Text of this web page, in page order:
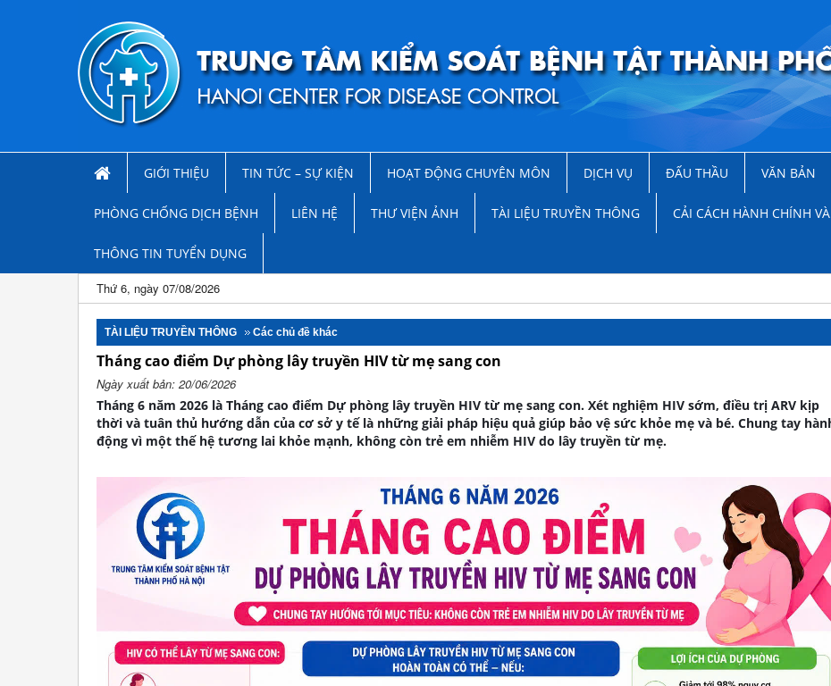
GIỚI THIỆU TIN TỨC – SỰ KIỆN HOẠT ĐỘNG CHUYÊN MÔN DỊCH VỤ ĐẤU THẦU VĂN BẢN
PHÒNG CHỐNG DỊCH BỆNH LIÊN HỆ THƯ VIỆN ẢNH TÀI LIỆU TRUYỀN THÔNG CẢI CÁCH HÀNH CHÍNH
THÔNG TIN TUYỂN DỤNG
Thứ 6, ngày 07/08/2026
TÀI LIỆU TRUYỀN THÔNG Các chủ đề khác
Tháng cao điểm Dự phòng lây truyền HIV từ mẹ sang con
Ngày xuất bản: 20/06/2026
Tháng 6 năm 2026 là Tháng cao điểm Dự phòng lây truyền HIV từ mẹ sang con. Xét nghiệm HIV sớm, điều trị ARV kịp
thời và tuân thủ hướng dẫn của cơ sở y tế là những giải pháp hiệu quả giúp bảo vệ sức khỏe mẹ và bé. Chung tay
động vì một thế hệ tương lai khỏe mạnh, không còn trẻ em nhiễm HIV do lây truyền từ mẹ.